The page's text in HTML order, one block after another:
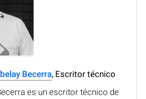
Becerra, Escritor técnico
es un escritor técnico de